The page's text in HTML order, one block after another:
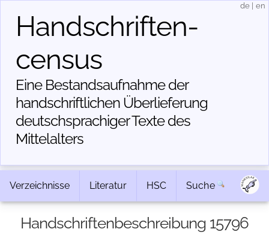
Handschriften­
census
Eine Bestandsaufnahme der
handschriftlichen Über­lieferung
deutschsprachiger Texte des
Mittelalters
de en
Verzeichnisse Literatur HSC Suche
Handschriftenbeschreibung 15796